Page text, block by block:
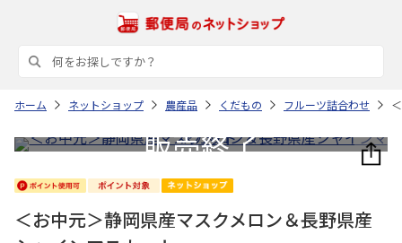
ホーム ネットショップ 農産品 くだもの フルーツ詰合わせ
＜お中元＞静岡県産マスクメロン＆長野県産